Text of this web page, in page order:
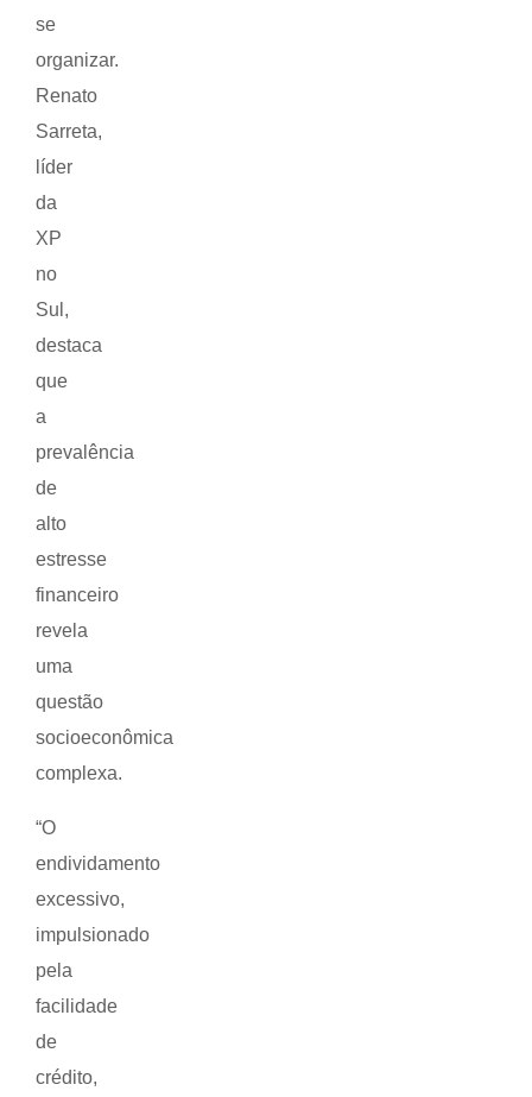
se
organizar.
Renato
Sarreta,
líder
da
XP
no
Sul,
destaca
que
a
prevalência
de
alto
estresse
financeiro
revela
uma
questão
socioeconômica
complexa.
“O
endividamento
excessivo,
impulsionado
pela
facilidade
de
crédito,